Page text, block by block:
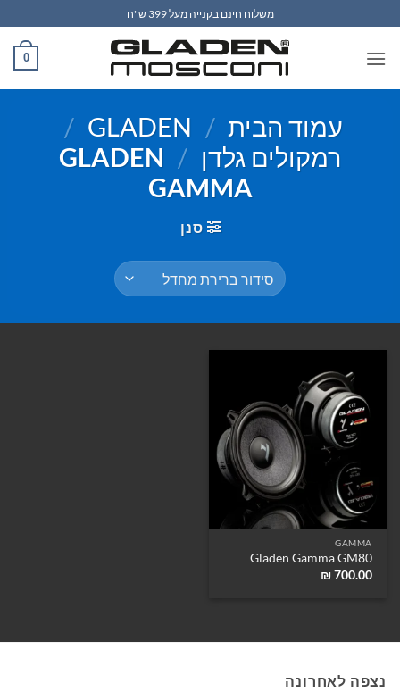
to
content
משלוח חינם בקנייה מעל 399 ש"ח
0
עמוד הבית /
GLADEN
/
רמקולים גלדן /
GLADEN
GAMMA
סנן
GAMMA
Gladen Gamma GM80
₪700.00
נצפה לאחרונה